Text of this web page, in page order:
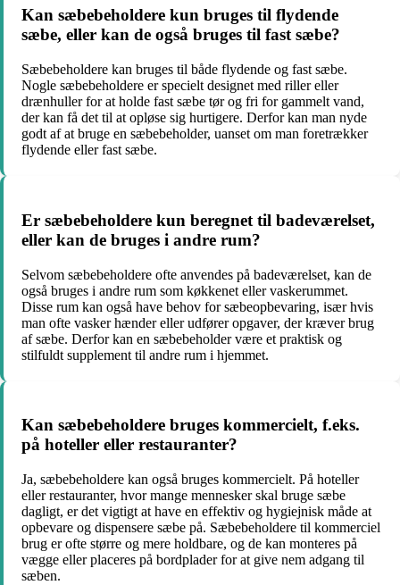
Kan sæbebeholdere kun bruges til flydende
sæbe, eller kan de også bruges til fast sæbe?
Sæbebeholdere kan bruges til både flydende og fast sæbe.
Nogle sæbebeholdere er specielt designet med riller eller
drænhuller for at holde fast sæbe tør og fri for gammelt vand,
der kan få det til at opløse sig hurtigere. Derfor kan man nyde
godt af at bruge en sæbebeholder, uanset om man foretrækker
flydende eller fast sæbe.
Er sæbebeholdere kun beregnet til badeværelset,
eller kan de bruges i andre rum?
Selvom sæbebeholdere ofte anvendes på badeværelset, kan de
også bruges i andre rum som køkkenet eller vaskerummet.
Disse rum kan også have behov for sæbeopbevaring, især hvis
man ofte vasker hænder eller udfører opgaver, der kræver brug
af sæbe. Derfor kan en sæbebeholder være et praktisk og
stilfuldt supplement til andre rum i hjemmet.
Kan sæbebeholdere bruges kommercielt, f.eks.
på hoteller eller restauranter?
Ja, sæbebeholdere kan også bruges kommercielt. På hoteller
eller restauranter, hvor mange mennesker skal bruge sæbe
dagligt, er det vigtigt at have en effektiv og hygiejnisk måde at
opbevare og dispensere sæbe på. Sæbebeholdere til kommerciel
brug er ofte større og mere holdbare, og de kan monteres på
vægge eller placeres på bordplader for at give nem adgang til
sæben.